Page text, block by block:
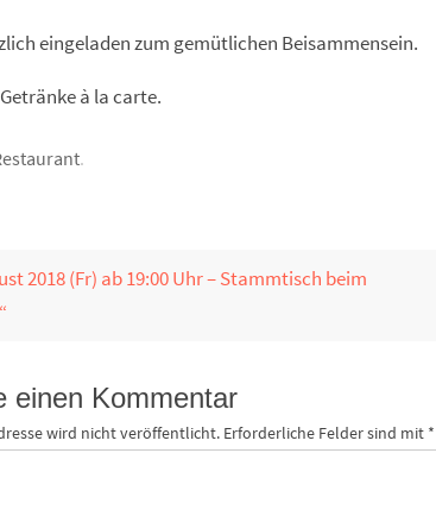
eingeladen zum gemütlichen Beisammensein.
à la carte.
.
2018 (Fr) ab 19:00 Uhr – Stammtisch beim
einen Kommentar
wird nicht veröffentlicht. Erforderliche Felder sind mit *